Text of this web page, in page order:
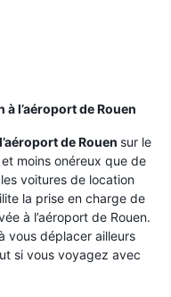
l’aéroport de Rouen
de Rouen sur le
moins onéreux que de
voitures de location
la prise en charge de
à l’aéroport de Rouen.
vous déplacer ailleurs
si vous voyagez avec